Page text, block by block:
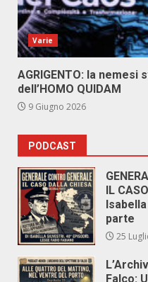
Varie
AGRIGENTO: la
dell’HOMO QUIDAM
9 Giugno 2026
PODCAST
IL
parte
25
Falco: